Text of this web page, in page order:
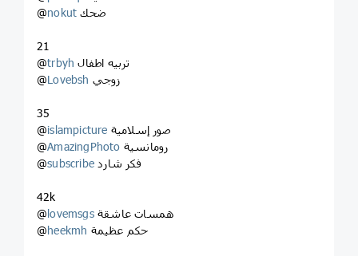
@nokut ضحك
21
@trbyh تربيه اطفال
@Lovebsh زوجي
35
@islampicture صور إسلامية
@AmazingPhoto رومانسية
@subscribe فكر شارد
42k
@lovemsgs همسات عاشقة
@heekmh حكم عظيمة